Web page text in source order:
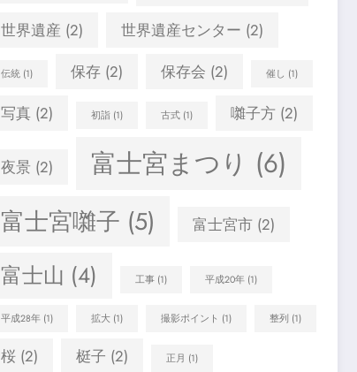
世界遺産 (2) 世界遺産センター (2)
伝統 (1) 保存 (2) 保存会 (2) 催し (1)
写真 (2) 初詣 (1) 古式 (1) 囃子方 (2)
夜景 (2) 富士宮まつり (6)
富士宮囃子 (5) 富士宮市 (2)
富士山 (4) 工事 (1) 平成20年 (1)
平成28年 (1) 拡大 (1) 撮影ポイント (1) 整列 (1)
桜 (2) 梃子 (2) 正月 (1)